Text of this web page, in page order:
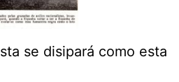
se disipará como esta